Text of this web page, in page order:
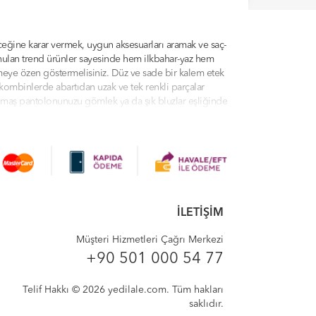
karar vermek, uygun aksesuarları aramak ve saç-
trend ürünler sayesinde hem ilkbahar-yaz hem
özen göstermelisiniz. Düz ve sade bir kalem etek
abartıdan uzak ve tek renkli parçalar
pantolonunuzu gömlek ya da şık bluzlar eşliğinde
kategorilerinde sunulan ürünler arasından
profesyonel müşteri hizmetleri, indirim teklifleri ve
verici kıyafetleri biraz aksesuarla süsleyin! Bütün
deneyiminizi sorunsuz ve eğlenceli bir hale
İLETİŞİM
Müşteri Hizmetleri Çağrı Merkezi
+90 501 000 54 77
Telif Hakkı © 2026 yedilale.com. Tüm hakları
saklıdır.